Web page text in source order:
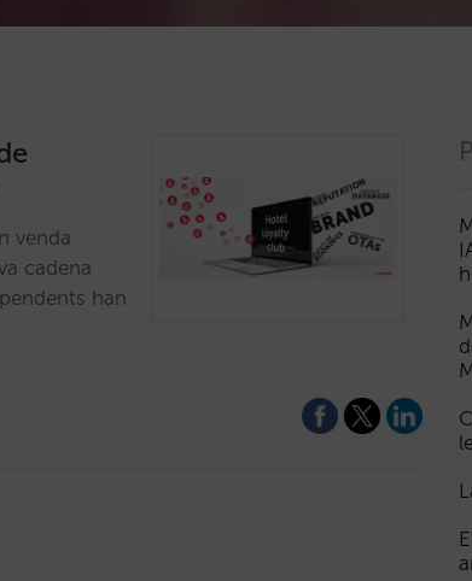
venda
cadena
han